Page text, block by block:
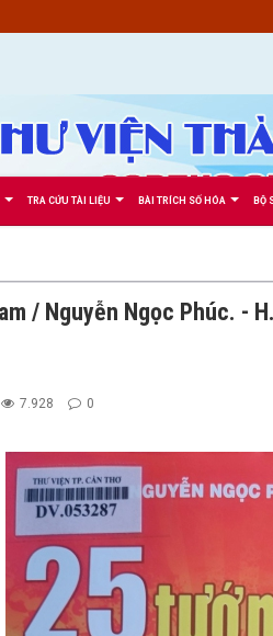
TRA CỨU TÀI LIỆU BÀI TRÍCH SỐ HÓA BỘ
/ Nguyễn Ngọc Phúc. -
7.928 0